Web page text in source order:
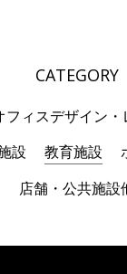
CATEGORY
フィスデザイン・
設 教育施設
店舗・公共施設